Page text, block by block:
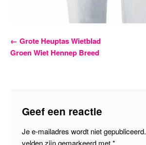
Bericht
← Grote Heuptas Wietblad
Groen Wiet Hennep Breed
Geef een reactie
Je e-mailadres wordt niet gepubliceerd.
velden zijn gemarkeerd met*